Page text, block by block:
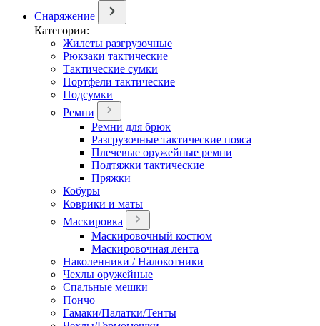
Снаряжение
Категории:
Жилеты разгрузочные
Рюкзаки тактические
Тактические сумки
Портфели тактические
Подсумки
Ремни
Ремни для брюк
Разгрузочные тактические пояса
Плечевые оружейные ремни
Подтяжки тактические
Пряжки
Кобуры
Коврики и маты
Маскировка
Маскировочный костюм
Маскировочная лента
Наколенники / Налокотники
Чехлы оружейные
Спальные мешки
Пончо
Гамаки/Палатки/Тенты